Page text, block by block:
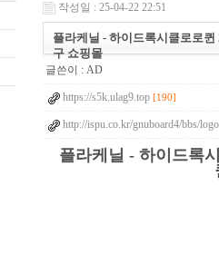
작성일 : 25-04-22 22:51
플라케닐 - 하이드록시클로로
구 쇼핑몰
글쓴이 : AD
https://s5k.ulag9.top [190]
http://ispu.co.kr/gnuboard4/bbs/
플라케닐 - 하이드록